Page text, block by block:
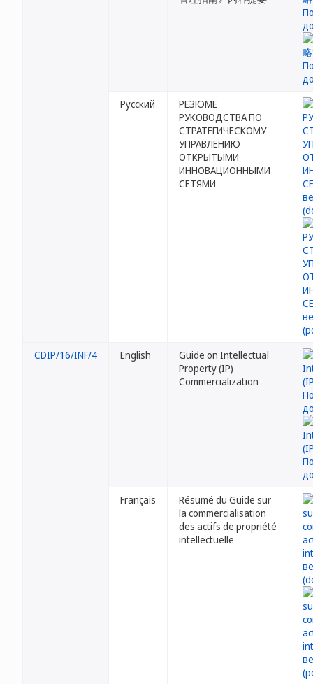
Русский
РЕЗЮМЕ
РУКОВОДСТВА ПО
СТРАТЕГИЧЕСКОМУ
УПРАВЛЕНИЮ
ОТКРЫТЫМИ
ИННОВАЦИОННЫМИ
СЕТЯМИ
CDIP/16/INF/4 English
Guide on Intellectual
Property (IP)
Commercialization
Français
Résumé du Guide sur
la commercialisation
des actifs de propriété
intellectuelle